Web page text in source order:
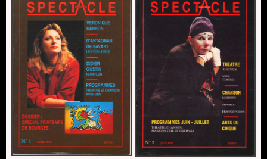
Dispositif SACD Auteurs d'espaces : les lauréats 2026
18/03/2026